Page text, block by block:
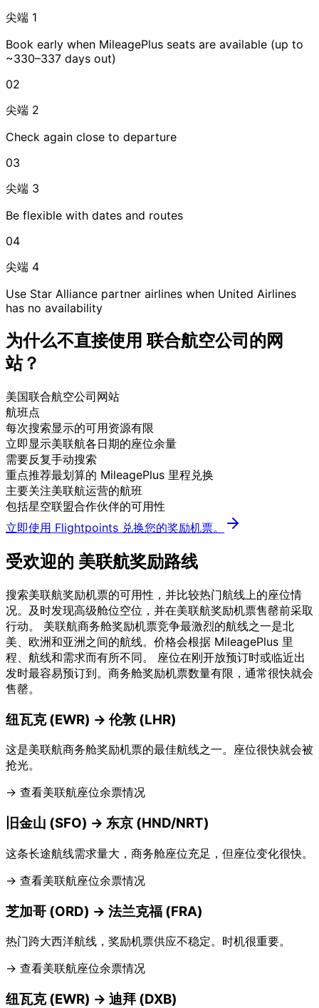
尖端 1
Book early when MileagePlus seats are available (up to
~330–337 days out)
02
尖端 2
Check again close to departure
03
尖端 3
Be flexible with dates and routes
04
尖端 4
Use Star Alliance partner airlines when United Airlines
has no availability
为什么不直接使用 联合航空公司的网
站？
美国联合航空公司网站
航班点
每次搜索显示的可用资源有限
立即显示美联航各日期的座位余量
需要反复手动搜索
重点推荐最划算的 MileagePlus 里程兑换
主要关注美联航运营的航班
包括星空联盟合作伙伴的可用性
立即使用 Flightpoints 兑换您的奖励机票。
受欢迎的 美联航奖励路线
搜索美联航奖励机票的可用性，并比较热门航线上的座位情
况。及时发现高级舱位空位，并在美联航奖励机票售罄前采取
行动。 美联航商务舱奖励机票竞争最激烈的航线之一是北
美、欧洲和亚洲之间的航线。价格会根据 MileagePlus 里
程、航线和需求而有所不同。 座位在刚开放预订时或临近出
发时最容易预订到。商务舱奖励机票数量有限，通常很快就会
售罄。
纽瓦克 (EWR) → 伦敦 (LHR)
这是美联航商务舱奖励机票的最佳航线之一。座位很快就会被
抢光。
→ 查看美联航座位余票情况
旧金山 (SFO) → 东京 (HND/NRT)
这条长途航线需求量大，商务舱座位充足，但座位变化很快。
→ 查看美联航座位余票情况
芝加哥 (ORD) → 法兰克福 (FRA)
热门跨大西洋航线，奖励机票供应不稳定。时机很重要。
→ 查看美联航座位余票情况
纽瓦克 (EWR) → 迪拜 (DXB)